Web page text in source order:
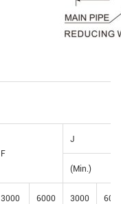
F
J
(Min.)
3000 6000 3000